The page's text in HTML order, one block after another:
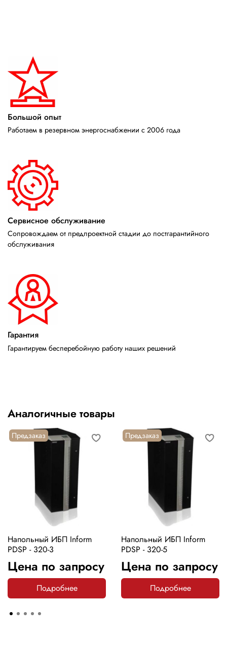
Большой опыт
Работаем в резервном энергоснабжении с 2006 года
Сервисное обслуживание
Сопровождаем от предпроектной стадии до постгарантийного
обслуживания
Гарантия
Гарантируем бесперебойную работу наших решений
Аналогичные товары
Предзаказ
Напольный ИБП Inform
PDSP - 320-3
Цена по запросу
Подробнее
Предзаказ
Напольный ИБП Inform
PDSP - 320-5
Цена по запросу
Подробнее